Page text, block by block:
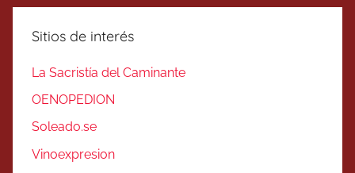
Sitios de interés
La Sacristía del Caminante
OENOPEDION
Soleado.se
Vinoexpresion